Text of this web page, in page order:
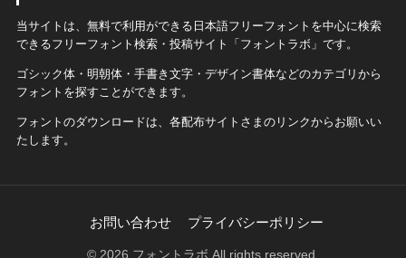
当サイトは、無料で利用ができる日本語フリーフォントを中心に検索
できるフリーフォント検索・投稿サイト「フォントラボ」です。
ゴシック体・明朝体・手書き文字・デザイン書体などのカテゴリから
フォントを探すことができます。
フォントのダウンロードは、各配布サイトさまのリンクからお願いい
たします。
お問い合わせ プライバシーポリシー
© 2026 フォントラボ All rights reserved.